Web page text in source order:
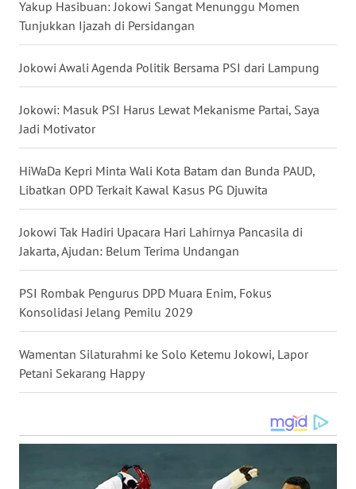
Yakup Hasibuan: Jokowi Sangat Menunggu Momen
Tunjukkan Ijazah di Persidangan
Jokowi Awali Agenda Politik Bersama PSI dari Lampung
Jokowi: Masuk PSI Harus Lewat Mekanisme Partai, Saya
Jadi Motivator
HiWaDa Kepri Minta Wali Kota Batam dan Bunda PAUD,
Libatkan OPD Terkait Kawal Kasus PG Djuwita
Jokowi Tak Hadiri Upacara Hari Lahirnya Pancasila di
Jakarta, Ajudan: Belum Terima Undangan
PSI Rombak Pengurus DPD Muara Enim, Fokus
Konsolidasi Jelang Pemilu 2029
Wamentan Silaturahmi ke Solo Ketemu Jokowi, Lapor
Petani Sekarang Happy
WN
KALTARA
WN
KALSEL
WN
KALTIM
WN
WN
WN